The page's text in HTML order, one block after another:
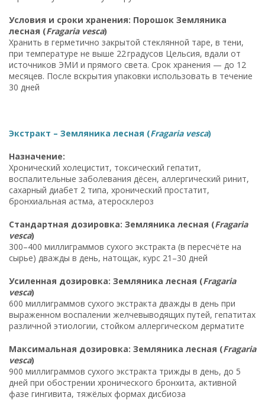
Условия и сроки хранения: Порошок Земляника
лесная (Fragaria vesca)
Хранить в герметично закрытой стеклянной таре, в тени,
при температуре не выше 22 градусов Цельсия, вдали от
источников ЭМИ и прямого света. Срок хранения — до 12
месяцев. После вскрытия упаковки использовать в течение
30 дней
Экстракт – Земляника лесная (Fragaria vesca)
Назначение:
Хронический холецистит, токсический гепатит,
воспалительные заболевания дёсен, аллергический ринит,
сахарный диабет 2 типа, хронический простатит,
бронхиальная астма, атеросклероз
Стандартная дозировка: Земляника лесная (Fragaria
vesca)
300–400 миллиграммов сухого экстракта (в пересчёте на
сырье) дважды в день, натощак, курс 21–30 дней
Усиленная дозировка: Земляника лесная (Fragaria
vesca)
600 миллиграммов сухого экстракта дважды в день при
выраженном воспалении желчевыводящих путей, гепатитах
различной этиологии, стойком аллергическом дерматите
Максимальная дозировка: Земляника лесная (Fragaria
vesca)
900 миллиграммов сухого экстракта трижды в день, до 5
дней при обострении хронического бронхита, активной
фазе гингивита, тяжёлых формах дисбиоза